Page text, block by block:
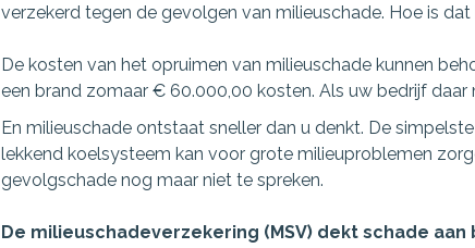
verzekerd tegen de gevolgen van milieuschade. Hoe is
De kosten van het opruimen van milieuschade kunnen
een brand zomaar € 60.000,00 kosten. Als uw bedrijf
En milieuschade ontstaat sneller dan u denkt. De
lekkend koelsysteem kan voor grote milieuproblemen
gevolgschade nog maar niet te spreken.
De milieuschadeverzekering (MSV) dekt schade